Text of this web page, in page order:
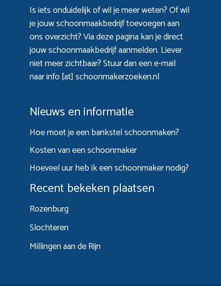
Is iets onduidelijk of wil je meer weten? Of wil
je jouw schoonmaakbedrijf toevoegen aan
ons overzicht? Viadeze paginakan je direct
jouw schoonmaakbedrijf aanmelden. Liever
niet meer zichtbaar? Stuur dan een e-mail
naar info [at] schoonmakerzoeken.nl
Nieuws en informatie
Hoe moet je een bankstel schoonmaken?
Kosten van een schoonmaker
Hoeveel uur heb ik een schoonmaker nodig?
Recent bekeken plaatsen
Rozenburg
Slochteren
Millingen aan de Rijn